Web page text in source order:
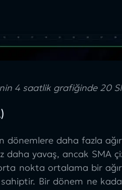
4 saatlik grafiğinde 20
dönemlere daha fazla
yavaş, ancak SMA
nokta ortalama bir
Bir dönem ne